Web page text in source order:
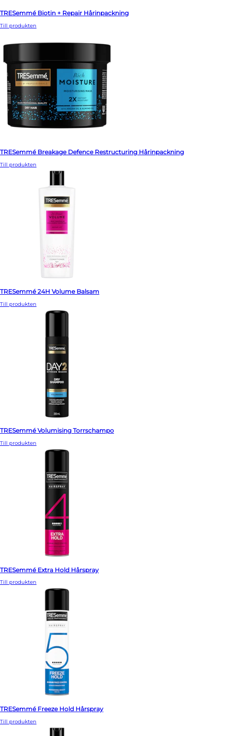
TRESemmé Biotin + Repair Hårinpackning
Till produkten
TRESemmé Breakage Defence Restructuring Hårinpackning
Till produkten
TRESemmé 24H Volume Balsam
Till produkten
TRESemmé Volumising Torrschampo
Till produkten
TRESemmé Extra Hold Hårspray
Till produkten
TRESemmé Freeze Hold Hårspray
Till produkten